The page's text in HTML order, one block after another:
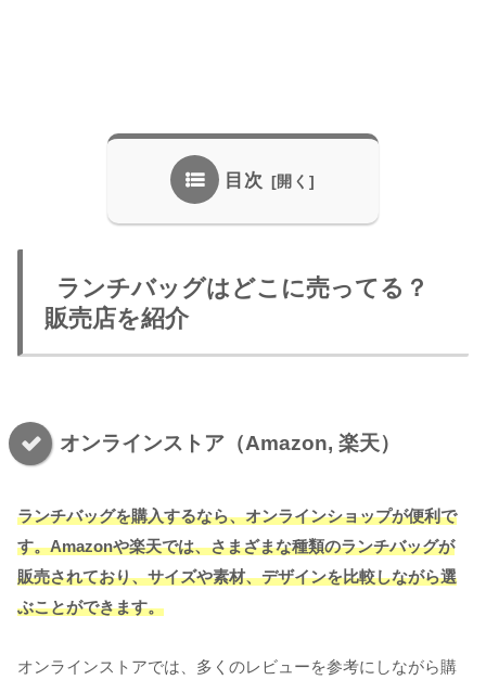
目次
ランチバッグはどこに売ってる？
販売店を紹介
オンラインストア（Amazon, 楽天）
ランチバッグを購入するなら、オンラインショップが便利で
す。Amazonや楽天では、さまざまな種類のランチバッグが
販売されており、サイズや素材、デザインを比較しながら選
ぶことができます。
オンラインストアでは、多くのレビューを参考にしながら購